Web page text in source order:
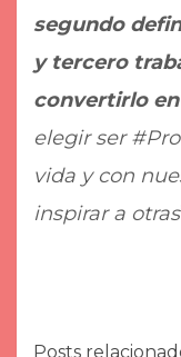
segundo
y tercero
convertirlo
elegir ser
vida y con
inspirar a otras
Posts